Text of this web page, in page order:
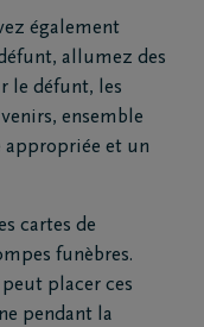
également
allumez des
le défunt, les
ensemble
appropriée et un
cartes de
funèbres.
placer ces
pendant la